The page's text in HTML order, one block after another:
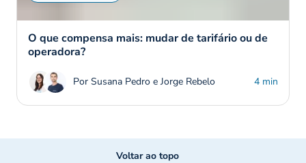
O que compensa mais: mudar de tarifário ou de
operadora?
Por Susana Pedro e Jorge Rebelo 4 min
Voltar ao topo